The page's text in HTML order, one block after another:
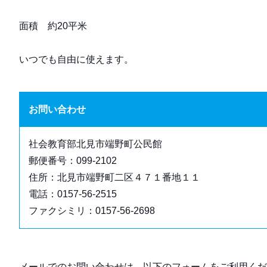
面積 約20平米
いつでも自由に使えます。
お問い合わせ
社会教育部北見市端野町公民館
郵便番号：099-2102
住所：北見市端野町二区４７１番地１１
電話：0157-56-2515
ファクシミリ：0157-56-2698